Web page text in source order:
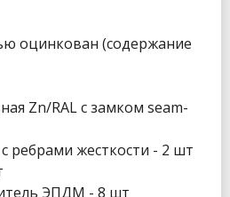
оцинкован (содержание
Zn/RAL с замком seam-
ребрами жесткости - 2 шт
ЭПДМ - 8 шт